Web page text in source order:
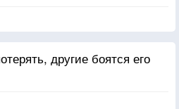
другие боятся его